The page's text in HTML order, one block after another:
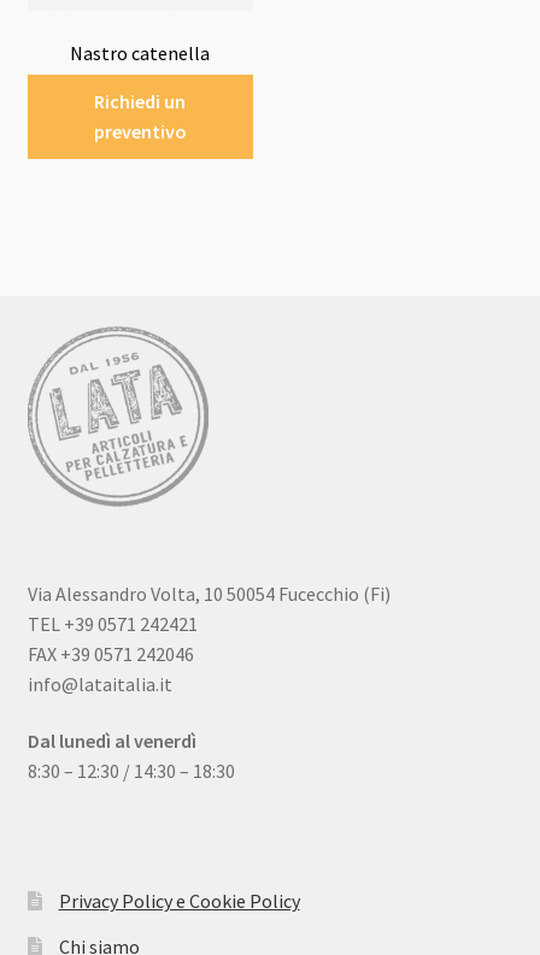
Nastro catenella
Richiedi un
preventivo
Via Alessandro Volta, 10 50054 Fucecchio (Fi)
TEL +39 0571 242421
FAX +39 0571 242046
info@lataitalia.it
Dal lunedì al venerdì
8:30 – 12:30 / 14:30 – 18:30
enable it to ensure absolute guarantee and satisfaction
standards forFake Rolexwatches.
Chronographen-Zifferblatt mit wei?em Hintergrund und
Privacy Policy e Cookie Policy
Chi siamo